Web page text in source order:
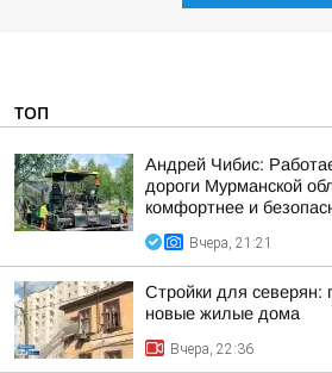
ТОП
Андрей Чибис:
дороги Мурманской
комфортнее и
Вчера, 21:21
Стройки для северян:
новые жилые дома
Вчера, 22:36